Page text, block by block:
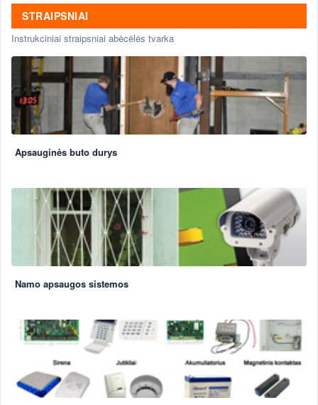
STRAIPSNIAI
Instrukciniai straipsniai abėcėlės tvarka
Apsauginės buto durys
Namo apsaugos sistemos